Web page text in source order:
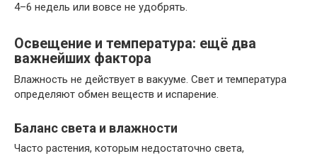
4–6 недель или вовсе не удобрять.
Освещение и температура: ещё два
важнейших фактора
Влажность не действует в вакууме. Свет и температура
определяют обмен веществ и испарение.
Баланс света и влажности
Часто растения, которым недостаточно света,